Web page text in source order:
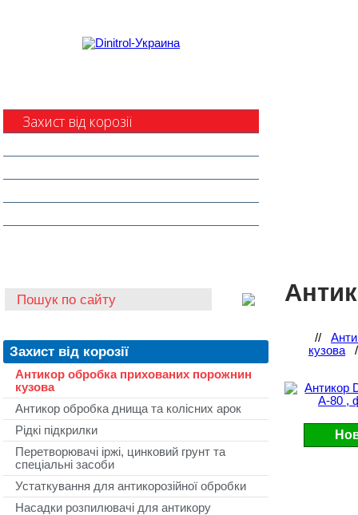
Захист від корозії
Захист від корозії
Антикор обробка прихованих порожнин
кузова
Антикор обробка днища та колісних арок
Рідкі підкрилки
Перетворювачі іржі, цинковий грунт та
спеціальні засоби
Устаткування для антикорозійної обробки
Насадки розпилювачі для антикору
//
кузова